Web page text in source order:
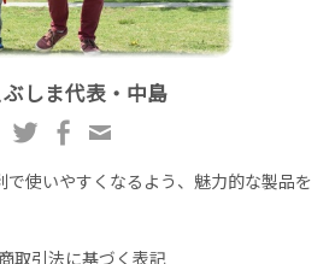
しま代表・中島
使いやすくなるよう、魅力的な製品を
取引法に基づく表記